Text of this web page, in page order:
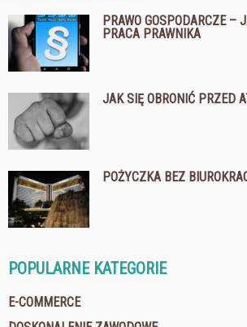
PRAWO GOSPODARCZE –
PRACA PRAWNIKA
JAK SIĘ OBRONIĆ PRZED
POŻYCZKA BEZ
POPULARNE KATEGORIE
E-COMMERCE